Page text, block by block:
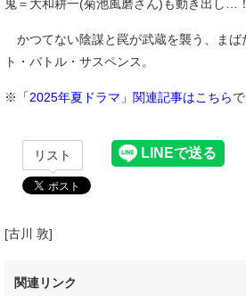
鬼＝大和耕一(菊池風磨さん)も動き出し…！
かつてない陰謀と罠が武蔵を襲う、まば
ト・バトル・サスペンス。
※ 「2025年夏ドラマ」関連記事はこちら
リスト
[古川 敦]
関連リンク